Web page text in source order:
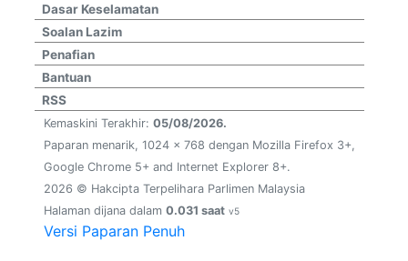
Dasar Keselamatan
Soalan Lazim
Penafian
Bantuan
RSS
Kemaskini Terakhir: 05/08/2026.
Paparan menarik, 1024 x 768 dengan Mozilla Firefox 3+,
Google Chrome 5+ and Internet Explorer 8+.
2026 © Hakcipta Terpelihara Parlimen Malaysia
Halaman dijana dalam 0.031 saat v5
Versi Paparan Penuh